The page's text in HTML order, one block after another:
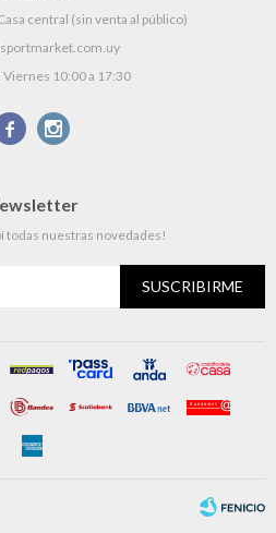
central (sin venta al público)
Viernes 10:00 a 17:30
 
todas nuestras novedades!
SUSCRIBIRME